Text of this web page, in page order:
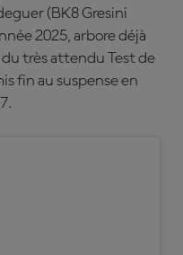
(BK8 Gresini
2025, arbore déjà
très attendu Test de
fin au suspense en